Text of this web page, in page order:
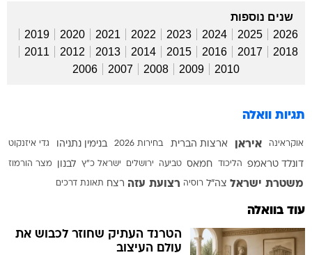
שנים נוספות
2026
2025
2024
2023
2022
2021
2020
2019
2018
2017
2016
2015
2014
2013
2012
2011
2010
2009
2008
2007
2006
תגיות וואלה
אוקראינה איראן ארצות הברית בחירות 2026 בנימין נתניהו גדי איזנקוט
דונלד טראמפ הליכוד חמאס טביעה ירושלים ישראל כ"ץ לבנון מצר הורמוז
משטרת ישראל צה"ל רוסיה רצועת עזה רצח תאונת דרכים
עוד בוואלה
הטרנד העתיק שחוזר לכבוש את
עולם העיצוב